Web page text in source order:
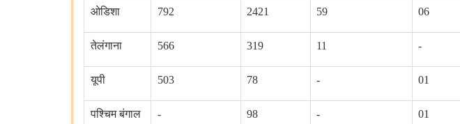
ओडिशा 792 2421 59 06
तेलंगाना 566 319 11 -
यूपी 503 78 - 01
पश्चिम बंगाल - 98 - 01